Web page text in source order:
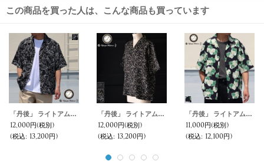
この商品を買った人は、こんな商品も買っています
「丹後」 ライトアムンゼン(梨地) 捺染 モノトーンフラワー “マシンプリント” オープンカラー ハーフスリーブシャツ【MADE IN JAPAN】『日本製』/ Upscape Audience
12,000円(税別)
(税込: 13,200円)
「丹後」 ライトアムンゼン(梨地) 捺染 モノトーンフラワー “マシンプリント” オープンカラー ハーフスリーブシャツ【MADE IN JAPAN】『日本製』/ Upscape Audience
12,000円(税別)
(税込: 13,200円)
「丹後」 ライトアムンゼン(梨地) ジャパニーズ カスリライクプリント オープンカラー ハーフスリーブシャツ【MADE IN JAPAN】『日本製』/ Upscape Audience
11,000円(税別)
(税込: 12,100円)